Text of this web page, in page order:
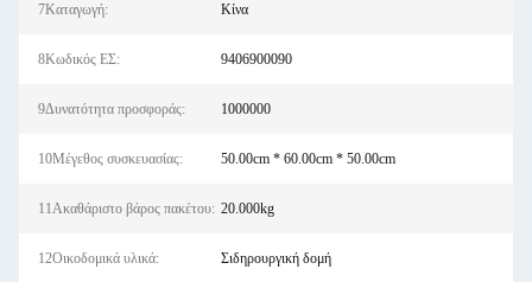
7Καταγωγή: Κίνα
8Κωδικός ΕΣ: 9406900090
9Δυνατότητα προσφοράς: 1000000
10Μέγεθος συσκευασίας: 50.00cm * 60.00cm * 50.00cm
11Ακαθάριστο βάρος πακέτου: 20.000kg
12Οικοδομικά υλικά: Σιδηρουργική δομή